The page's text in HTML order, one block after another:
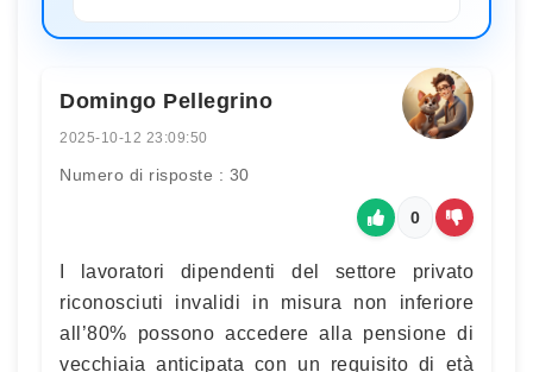
Domingo Pellegrino
2025-10-12 23:09:50
Numero di risposte : 30
0
I lavoratori dipendenti del settore privato
riconosciuti invalidi in misura non inferiore
all’80% possono accedere alla pensione di
vecchiaia anticipata con un requisito di età